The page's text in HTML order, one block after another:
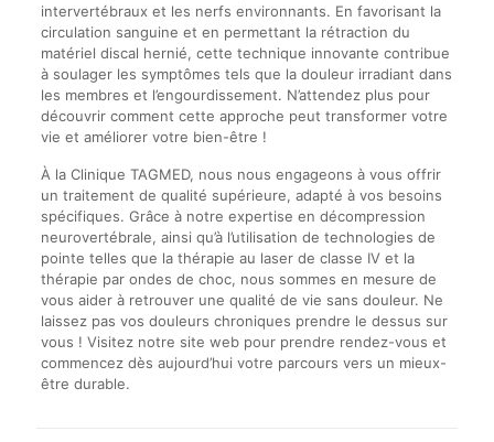
intervertébraux et les nerfs environnants. En favorisant la
circulation sanguine et en permettant la rétraction du
matériel discal hernié, cette technique innovante contribue
à soulager les symptômes tels que la douleur irradiant dans
les membres et l’engourdissement. N’attendez plus pour
découvrir comment cette approche peut transformer votre
vie et améliorer votre bien-être !
À la Clinique TAGMED, nous nous engageons à vous offrir
un traitement de qualité supérieure, adapté à vos besoins
spécifiques. Grâce à notre expertise en décompression
neurovertébrale, ainsi qu’à l’utilisation de technologies de
pointe telles que la thérapie au laser de classe IV et la
thérapie par ondes de choc, nous sommes en mesure de
vous aider à retrouver une qualité de vie sans douleur. Ne
laissez pas vos douleurs chroniques prendre le dessus sur
vous ! Visitez notre site web pour prendre rendez-vous et
commencez dès aujourd’hui votre parcours vers un mieux-
être durable.